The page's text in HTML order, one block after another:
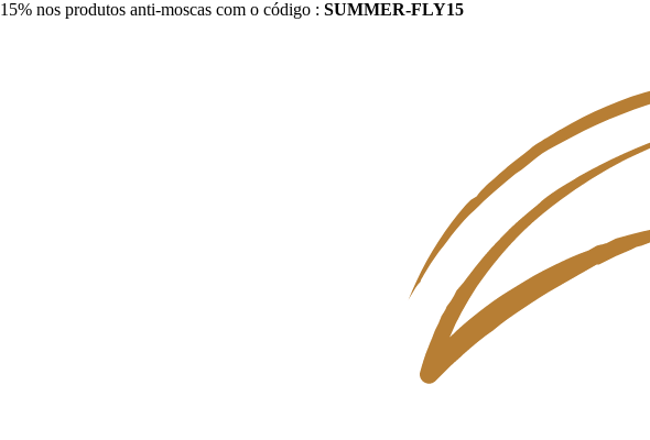
15% nos produtos anti-moscas com o código : SUMMER-FLY15